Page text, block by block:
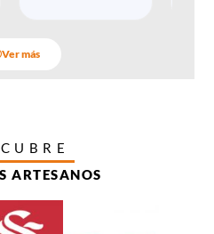
Ver más
ARTESANOS